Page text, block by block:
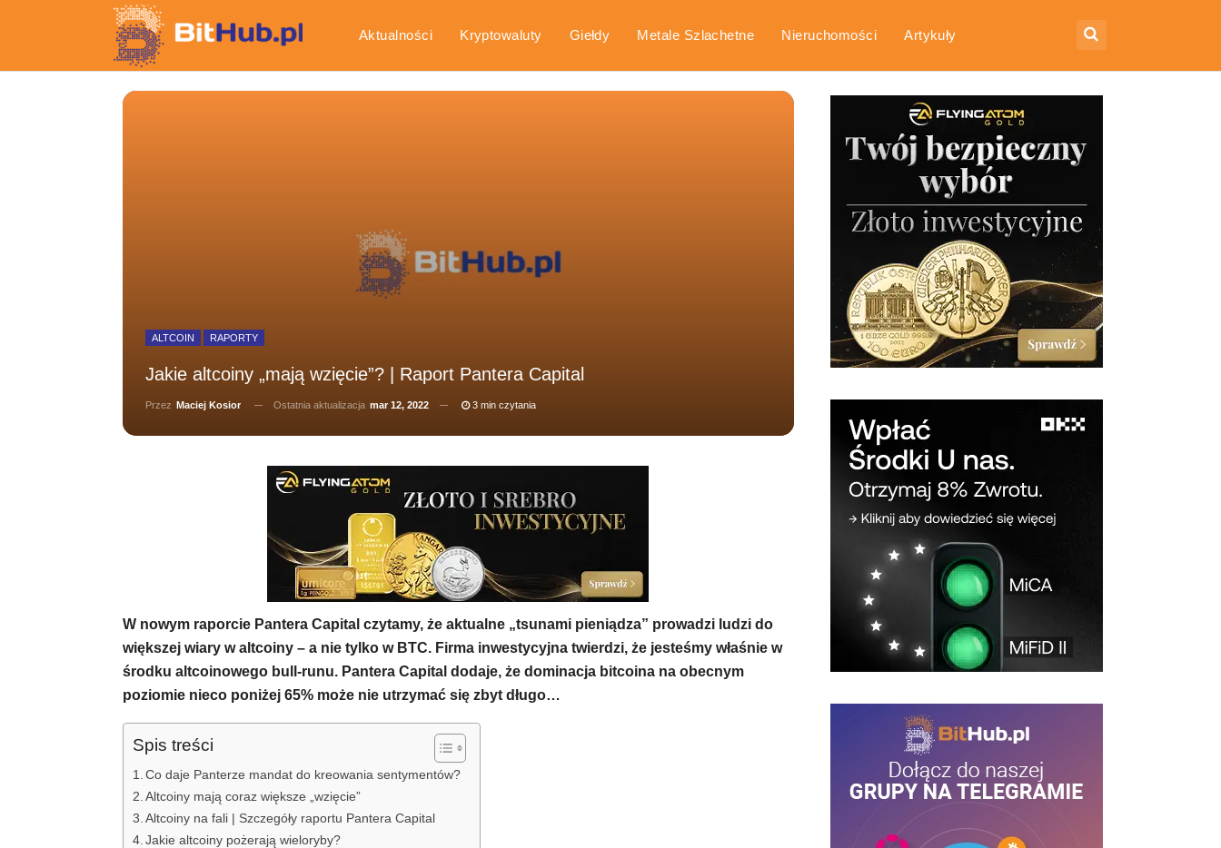
Aktualności Kryptowaluty Giełdy Metale Szlachetne Nieruchomości Artykuły
ALTCOIN RAPORTY
Jakie altcoiny „mają wzięcie”? | Raport Pantera Capital
Przez Maciej Kosior Ostatnia aktualizacja mar 12, 2022 3 min czytania
W nowym raporcie Pantera Capital czytamy, że aktualne „tsunami pieniądza” prowadzi ludzi do
większej wiary w altcoiny – a nie tylko w BTC. Firma inwestycyjna twierdzi, że jesteśmy właśnie w
środku altcoinowego bull-runu. Pantera Capital dodaje, że dominacja bitcoina na obecnym
poziomie nieco poniżej 65% może nie utrzymać się zbyt długo…
Spis treści
Co daje Panterze mandat do kreowania sentymentów?
Altcoiny mają coraz większe „wzięcie”
Altcoiny na fali | Szczegóły raportu Pantera Capital
Jakie altcoiny pożerają wieloryby?